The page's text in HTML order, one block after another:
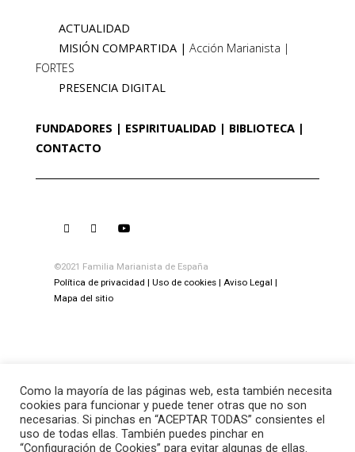
ACTUALIDAD
MISIÓN COMPARTIDA
Acción Marianista
FORTES
PRESENCIA DIGITAL
FUNDADORES ESPIRITUALIDAD
BIBLIOTECA
CONTACTO
©2021 Familia Marianista de España
Política de privacidad
Uso de cookies
Aviso Legal
Mapa del sitio
Como la mayoría de las páginas web, esta también necesita
cookies para funcionar y puede tener otras que no son
necesarias. Si pinchas en “ACEPTAR TODAS” consientes el
uso de todas ellas. También puedes pinchar en
“Configuración de Cookies” para evitar algunas de ellas.